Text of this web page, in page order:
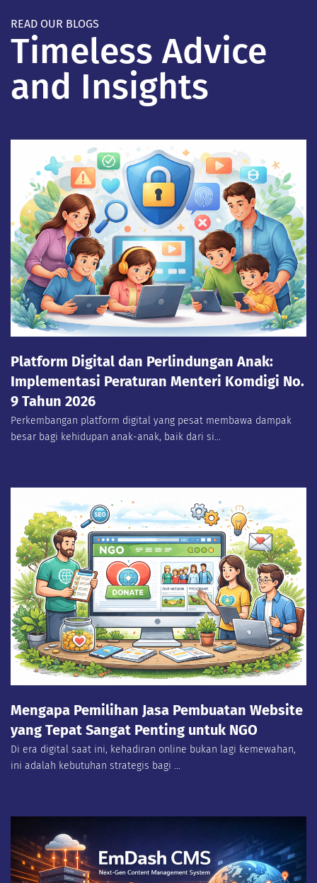
READ OUR BLOGS
Timeless Advice
and Insights
Platform Digital dan Perlindungan Anak:
Implementasi Peraturan Menteri Komdigi No.
9 Tahun 2026
Perkembangan platform digital yang pesat membawa dampak
besar bagi kehidupan anak-anak, baik dari si...
Mengapa Pemilihan Jasa Pembuatan Website
yang Tepat Sangat Penting untuk NGO
Di era digital saat ini, kehadiran online bukan lagi kemewahan,
ini adalah kebutuhan strategis bagi ...